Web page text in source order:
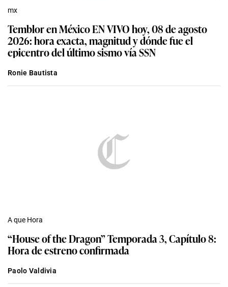
mx
Temblor en México EN VIVO hoy, 08 de agosto
2026: hora exacta, magnitud y dónde fue el
epicentro del último sismo vía SSN
Ronie Bautista
A que Hora
“House of the Dragon” Temporada 3, Capítulo 8:
Hora de estreno confirmada
Paolo Valdivia